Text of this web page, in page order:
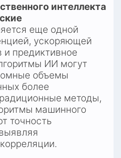
интеллекта
еще одной
ускоряющей
и предиктивное
ИИ могут
объемы
более
методы,
машинного
точность